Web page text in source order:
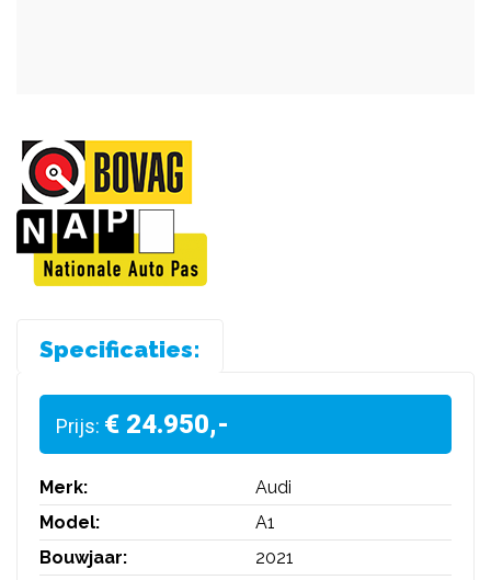
Specificaties:
Prijs: € 24.950,-
Merk:
Audi
Model:
A1
Bouwjaar:
2021